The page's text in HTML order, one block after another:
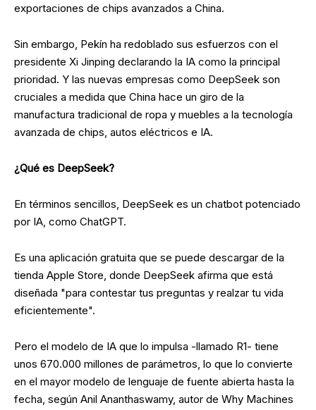
exportaciones de chips avanzados a China.
Sin embargo, Pekín ha redoblado sus esfuerzos con el
presidente Xi Jinping declarando la IA como la principal
prioridad. Y las nuevas empresas como DeepSeek son
cruciales a medida que China hace un giro de la
manufactura tradicional de ropa y muebles a la tecnología
avanzada de chips, autos eléctricos e IA.
¿Qué es DeepSeek?
En términos sencillos, DeepSeek es un chatbot potenciado
por IA, como ChatGPT.
Es una aplicación gratuita que se puede descargar de la
tienda Apple Store, donde DeepSeek afirma que está
diseñada "para contestar tus preguntas y realzar tu vida
eficientemente".
Pero el modelo de IA que lo impulsa -llamado R1- tiene
unos 670.000 millones de parámetros, lo que lo convierte
en el mayor modelo de lenguaje de fuente abierta hasta la
fecha, según Anil Ananthaswamy, autor de Why Machines